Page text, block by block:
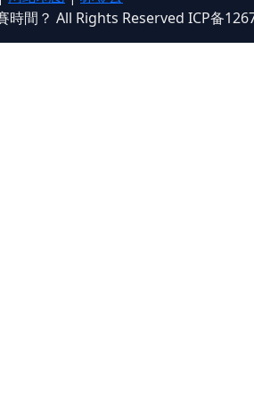
間？ All Rights Reserved ICP备